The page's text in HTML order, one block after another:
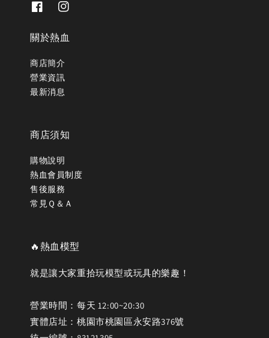
關於熱血
商店簡介
營業資訊
最新消息
商店須知
購物說明
熱血會員制度
售後服務
常見Ｑ＆Ａ
🔥熱血模型
就是讓大家重拾玩模型或玩具的樂趣！
營業時間：每天 12:00~20:30
實體店址：桃園市桃園區永安路376號